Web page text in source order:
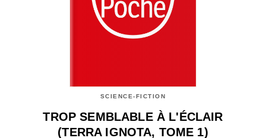
SCIENCE-FICTION
TROP SEMBLABLE À L'ÉCLAIR
(TERRA IGNOTA, TOME 1)